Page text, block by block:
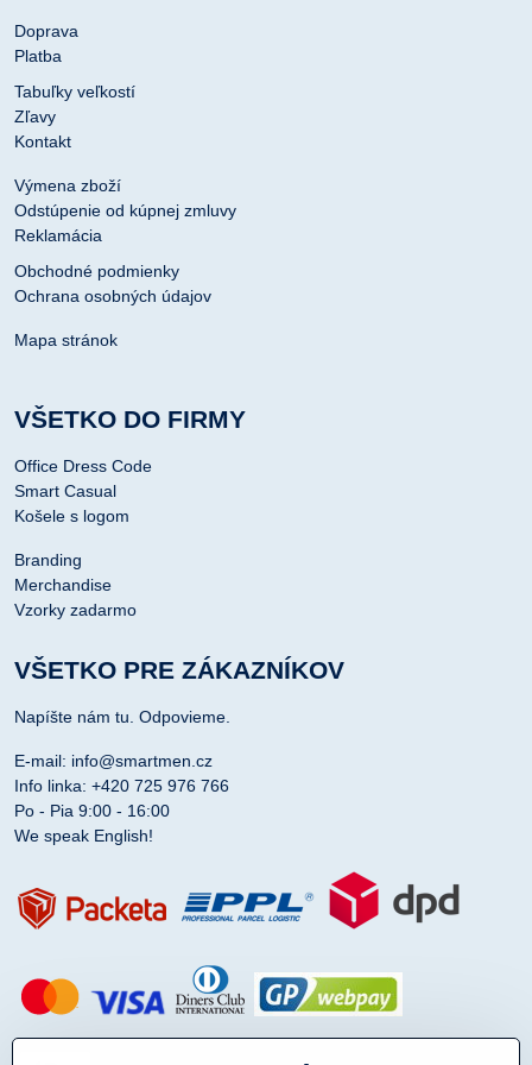
Doprava
Platba
Tabuľky veľkostí
Zľavy
Kontakt
Výmena zboží
Odstúpenie od kúpnej zmluvy
Reklamácia
Obchodné podmienky
Ochrana osobných údajov
Mapa stránok
VŠETKO DO FIRMY
Office Dress Code
Smart Casual
Košele s logom
Branding
Merchandise
Vzorky zadarmo
VŠETKO PRE ZÁKAZNÍKOV
Napíšte nám tu. Odpovieme.
E-mail: info@smartmen.cz
Info linka: +420 725 976 766
Po - Pia 9:00 - 16:00
We speak English!